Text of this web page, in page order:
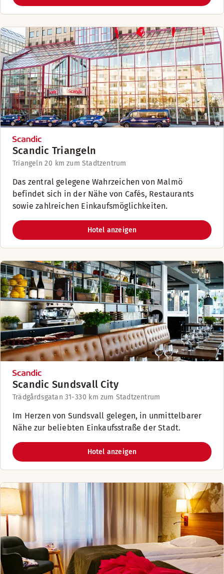
Scandic Triangeln
Triangeln 20 km zum Stadtzentrum
Das zentral gelegene Wahrzeichen von Malmö
befindet sich in der Nähe von Cafés, Restaurants
sowie zahlreichen Einkaufsmöglichkeiten.
Hotel anzeigen
Scandic Sundsvall City
Trädgårdsgatan 31-330 km zum Stadtzentrum
Im Herzen von Sundsvall gelegen, in unmittelbarer
Nähe zur beliebten Einkaufsstraße der Stadt.
Hotel anzeigen